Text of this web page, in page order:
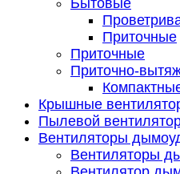
Бытовые
Приточные
Приточные
Приточно-
Крышные
Пылевой
Вентиляторы
Вентиляторы